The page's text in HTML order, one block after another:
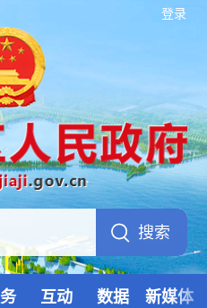
登录
互动 数据 新媒体